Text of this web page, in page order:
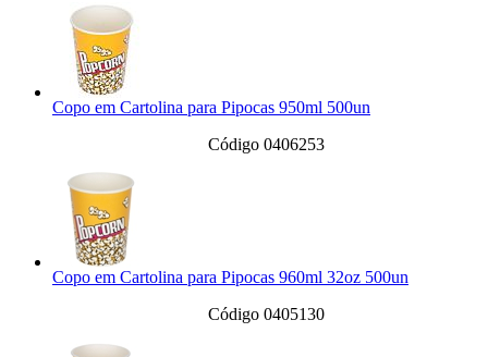
Copo em Cartolina para Pipocas 950ml 500un
Código 0406253
Copo em Cartolina para Pipocas 960ml 32oz 500un
Código 0405130